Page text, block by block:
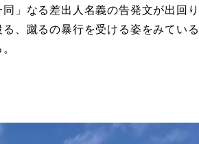
」なる差出人名義の告発文が出回
、蹴るの暴行を受ける姿をみてい